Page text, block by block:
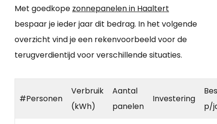
Met goedkope zonnepanelen in Haaltert
bespaar je ieder jaar dit bedrag. In het volgende
overzicht vind je een rekenvoorbeeld voor de
terugverdientijd voor verschillende situaties.
#Personen
Verbruik
(kWh)
Aantal
panelen
Investering
p/